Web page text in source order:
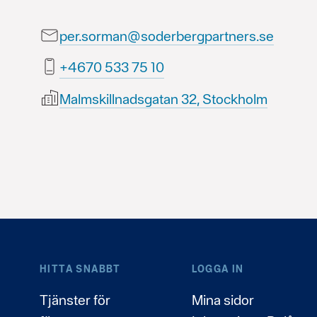
per.sorman@soderbergpartners.se
01 57 335 0764+
Malmskillnadsgatan 32, Stockholm
HITTA SNABBT
Tjänster för
LOGGA IN
Mina sidor